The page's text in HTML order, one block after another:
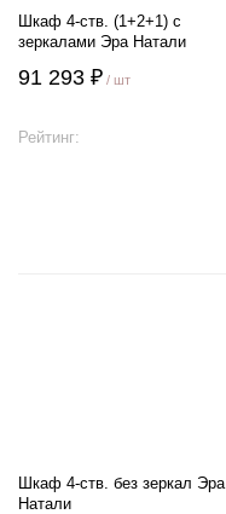
Шкаф 4-ств. (1+2+1) с
зеркалами Эра Натали
91 293 ₽ / шт
Рейтинг:
Шкаф 4-ств. без зеркал Эра
Натали